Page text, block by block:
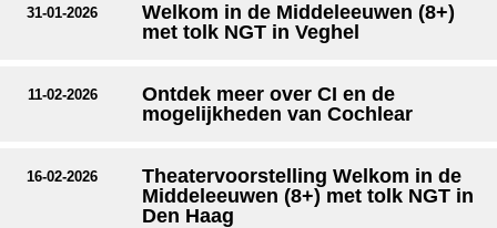
31-01-2026
Welkom in de Middeleeuwen (8+)
met tolk NGT in Veghel
11-02-2026
Ontdek meer over CI en de
mogelijkheden van Cochlear
16-02-2026
Theatervoorstelling Welkom in de
Middeleeuwen (8+) met tolk NGT in
Den Haag